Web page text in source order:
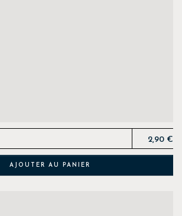
AJOUTER AU PANIER
Prix
2,90 €